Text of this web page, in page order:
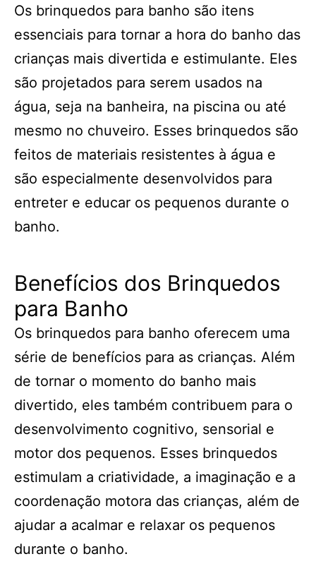
Os brinquedos para banho são itens
essenciais para tornar a hora do banho das
crianças mais divertida e estimulante. Eles
são projetados para serem usados na
água, seja na banheira, na piscina ou até
mesmo no chuveiro. Esses brinquedos são
feitos de materiais resistentes à água e
são especialmente desenvolvidos para
entreter e educar os pequenos durante o
banho.
Benefícios dos Brinquedos
para Banho
Os brinquedos para banho oferecem uma
série de benefícios para as crianças. Além
de tornar o momento do banho mais
divertido, eles também contribuem para o
desenvolvimento cognitivo, sensorial e
motor dos pequenos. Esses brinquedos
estimulam a criatividade, a imaginação e a
coordenação motora das crianças, além de
ajudar a acalmar e relaxar os pequenos
durante o banho.